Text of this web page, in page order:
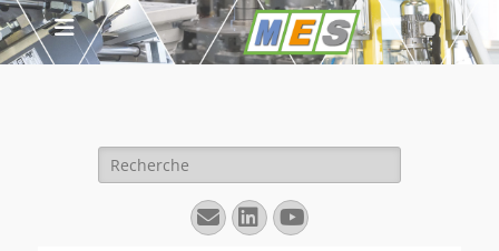
Rechercher :
E-
mail
Linkedin
YouTube